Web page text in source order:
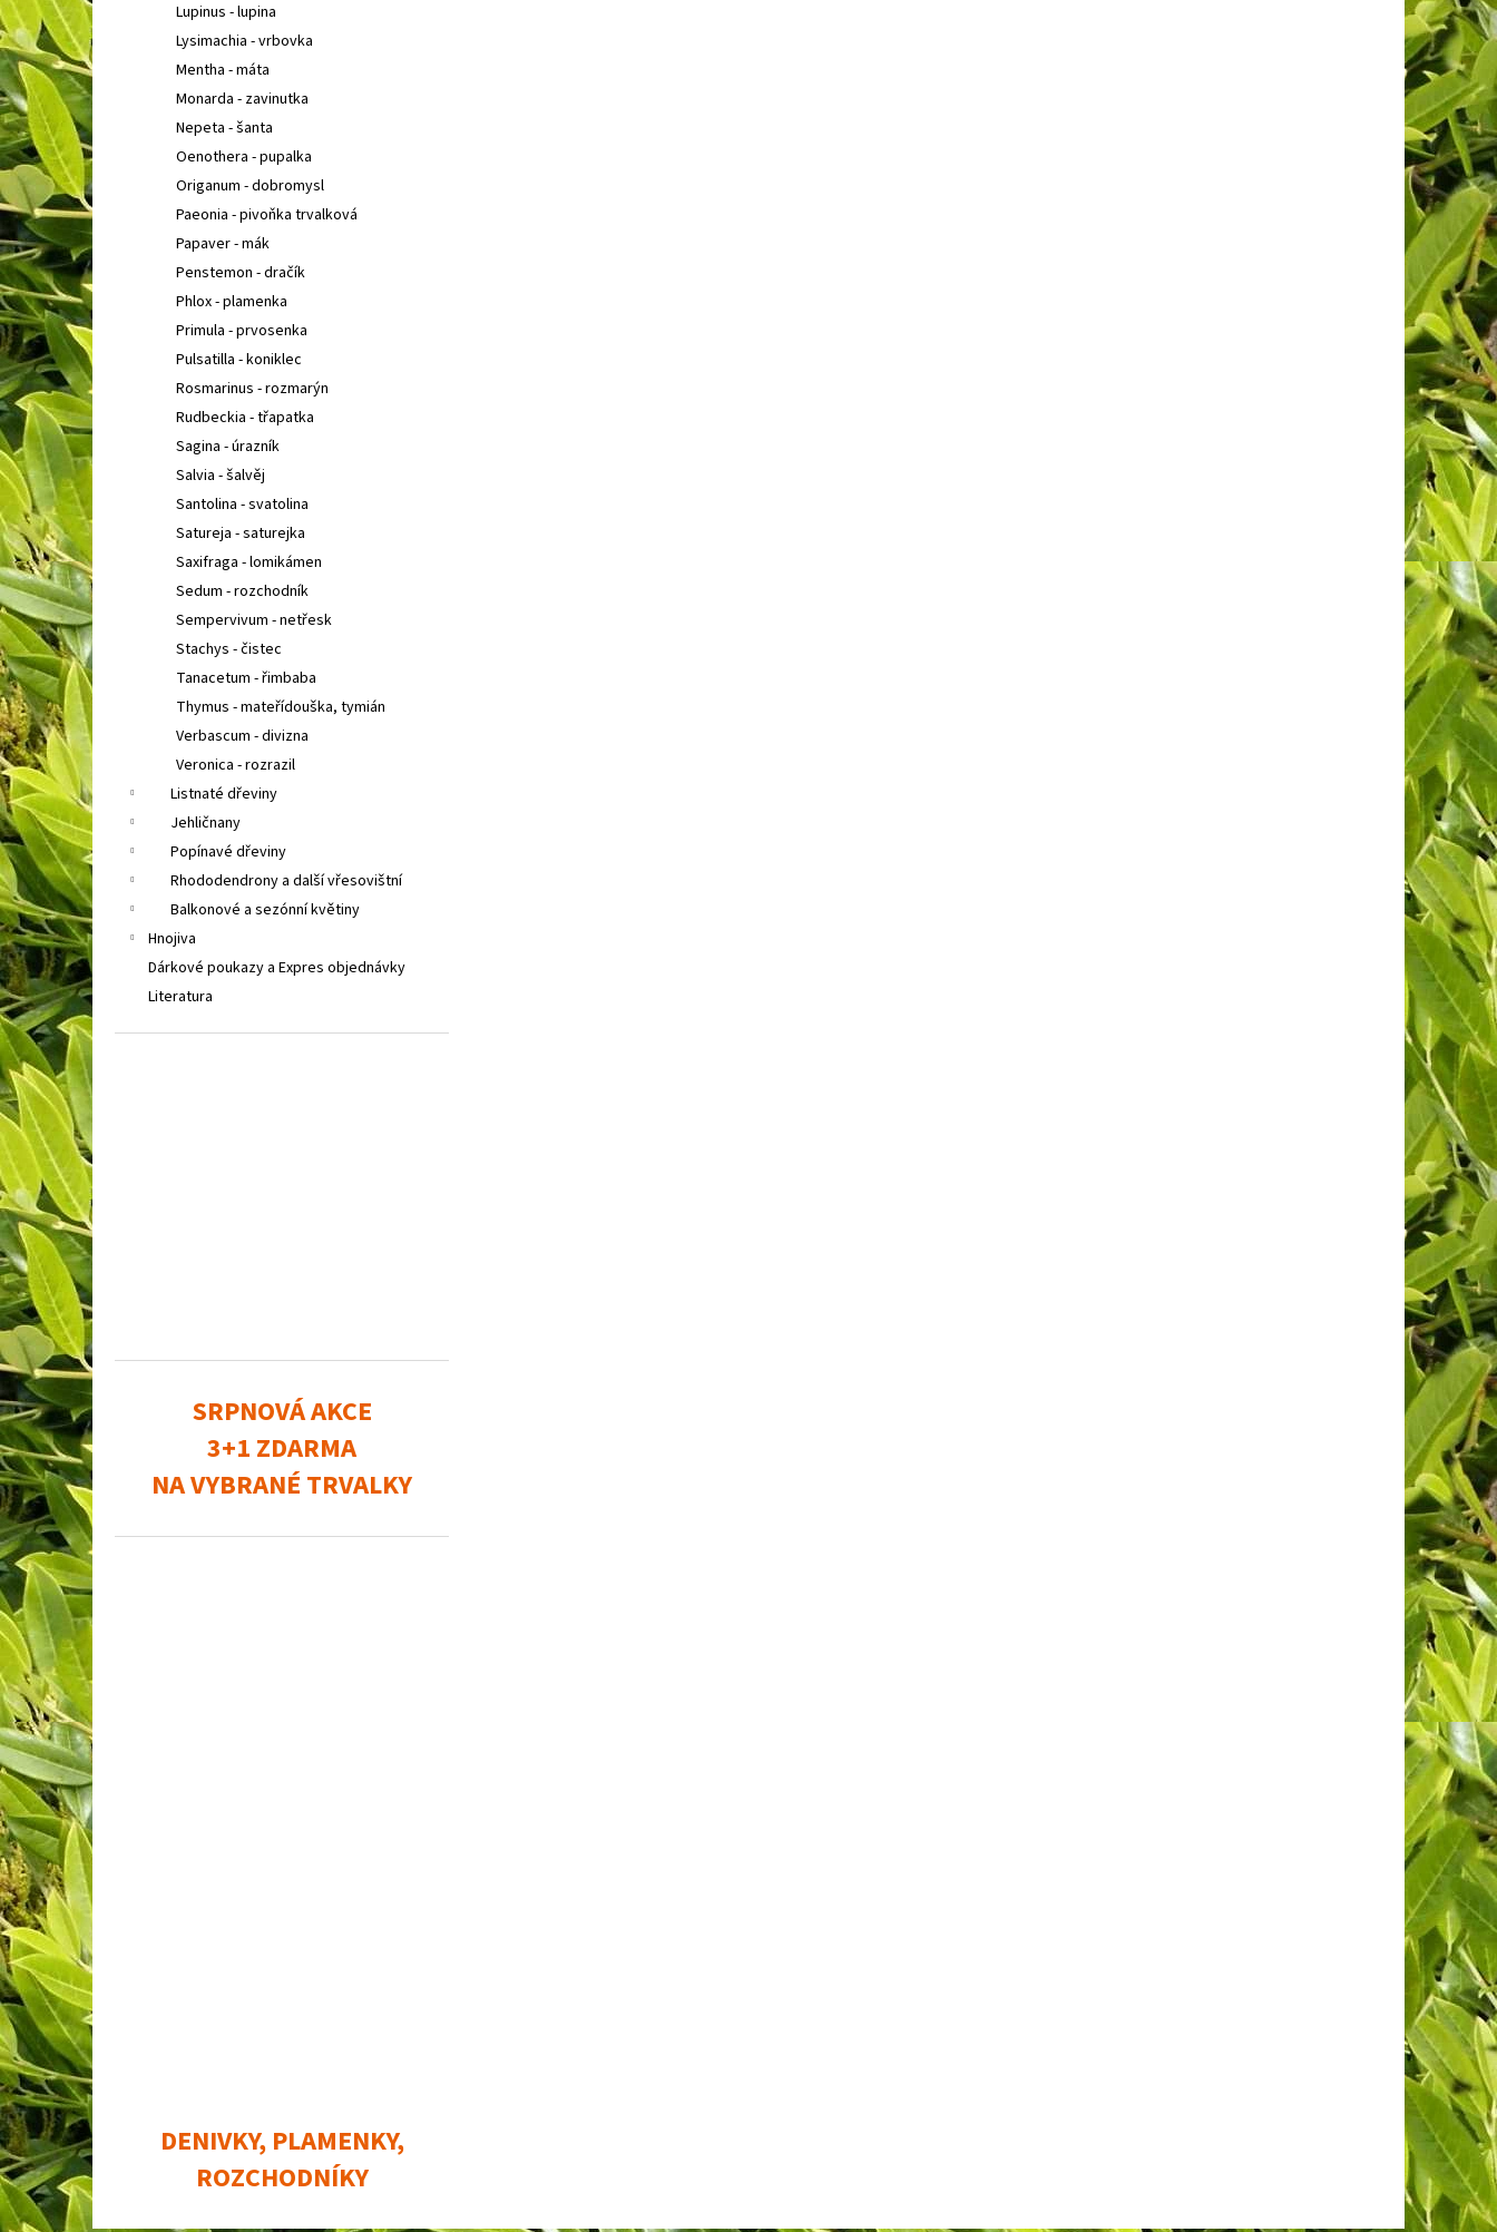
Lupinus - lupina
Lysimachia - vrbovka
Mentha - máta
Monarda - zavinutka
Nepeta - šanta
Oenothera - pupalka
Origanum - dobromysl
Paeonia - pivoňka trvalková
Papaver - mák
Penstemon - dračík
Phlox - plamenka
Primula - prvosenka
Pulsatilla - koniklec
Rosmarinus - rozmarýn
Rudbeckia - třapatka
Sagina - úrazník
Salvia - šalvěj
Santolina - svatolina
Satureja - saturejka
Saxifraga - lomikámen
Sedum - rozchodník
Sempervivum - netřesk
Stachys - čistec
Tanacetum - řimbaba
Thymus - mateřídouška, tymián
Verbascum - divizna
Veronica - rozrazil
Listnaté dřeviny
Jehličnany
Popínavé dřeviny
Rhododendrony a další vřesovištní
Balkonové a sezónní květiny
Hnojiva
Dárkové poukazy a Expres objednávky
Literatura
SRPNOVÁ AKCE
3+1 ZDARMA
NA VYBRANÉ TRVALKY
DENIVKY, PLAMENKY,
ROZCHODNÍKY